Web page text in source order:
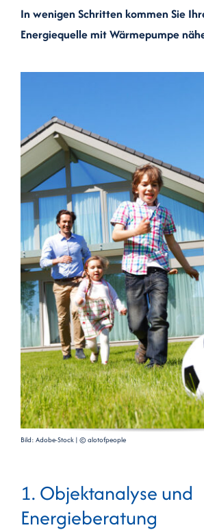
In wenigen Schritten kommen Sie
Energiequelle mit Wärmepumpe
Bild: Adobe-Stock | © alotofpeople
1. Objektanalyse und
Energieberatung